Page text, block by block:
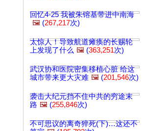
回忆4-25 我被朱镕基带进中南海
🖼️ (267,217次)
太惊人！导致航道瘫痪的长赐轮
上发现了什么 🖼️ (363,251次)
武汉协和医院密集移植心脏 给这
城市带来更大灾难 🖼️ (201,546次)
袭击大纪元挡不住中共的穷途末
路 🖼️ (255,846次)
不可思议的离奇猝死(下)…这还不